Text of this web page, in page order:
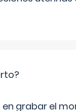
grabar el